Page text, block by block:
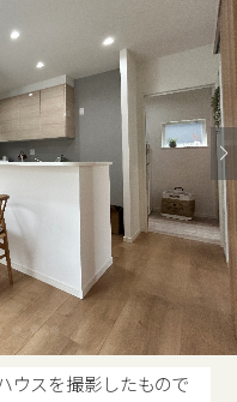
スを撮影したもので